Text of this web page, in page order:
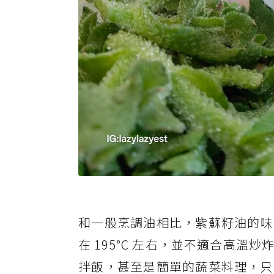
和一般烹調油相比，紫蘇籽油的
在 195°C 左右，並不適合高溫炒
拌飯，甚至是簡單的蔬菜料理，